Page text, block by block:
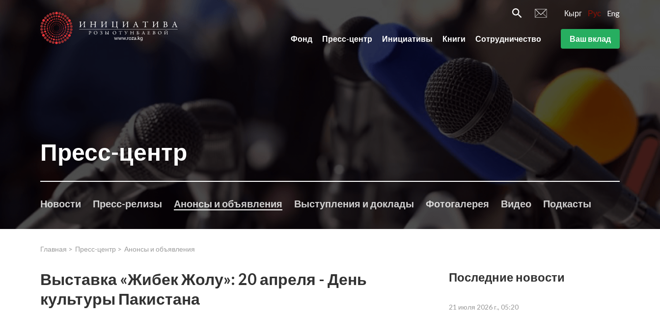
Кырг Рус Eng
Фонд Пресс-центр Инициативы Книги Сотрудничество Ваш вклад
Пресс-центр
Новости Пресс-релизы Анонсы и объявления Выступления и доклады Фотогалерея Видео Подкасты
Главная > Пресс-центр > Анонсы и объявления
Выставка «Жибек Жолу»: 20 апреля - День
культуры Пакистана
Последние новости
21 июля 2026 г., 05:20